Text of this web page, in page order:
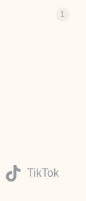
1
TikTok